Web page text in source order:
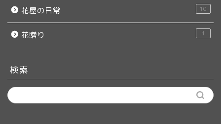
花屋の日常 10
花贈り 1
検索